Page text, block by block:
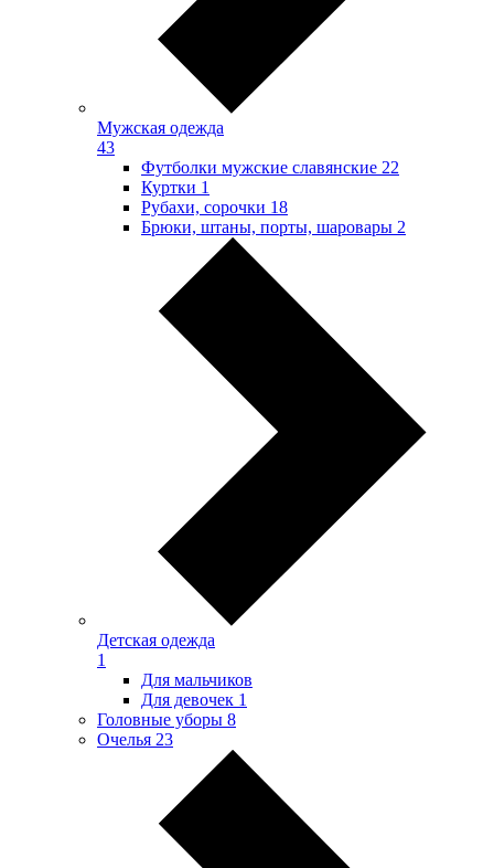
Мужская одежда
43
Футболки мужские славянские 22
Куртки 1
Рубахи, сорочки 18
Брюки, штаны, порты, шаровары 2
Детская одежда
1
Для мальчиков
Для девочек 1
Головные уборы 8
Очелья 23